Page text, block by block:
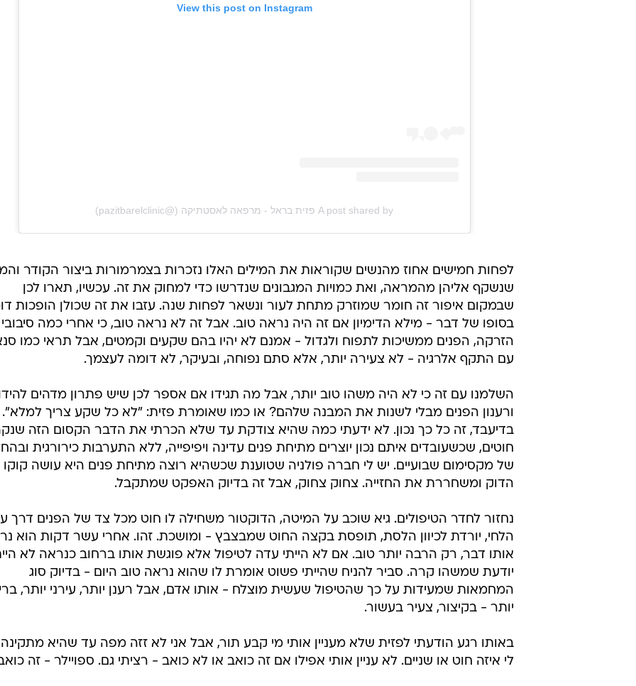
View this post on Instagram
A post shared by פזית בראל - מרפאה לאסטתיקה (@pazitbarelclinic)
לפחות חמישים אחוז מהנשים שקוראות את המילים האלו נזכרות בצמרמורות ביצור הקודר
שנשקף אליהן מהמראה, ואת כמויות המגבונים שנדרשו כדי למחוק את זה. עכשיו, תארו לכן
שבמקום איפור זה חומר שמוזרק מתחת לעור ונשאר לפחות שנה. עזבו את זה שכולן הופכות
בסופו של דבר - מילא הדימיון אם זה היה נראה טוב. אבל זה לא נראה טוב, כי אחרי כמה סיבובי
הזרקה, הפנים ממשיכות לתפוח ולגדול - אמנם לא יהיו בהם שקעים וקמטים, אבל תראי כמו
עם התקף אלרגיה - לא צעירה יותר, אלא סתם נפוחה, ובעיקר, לא דומה לעצמך.
השלמנו עם זה כי לא היה משהו טוב יותר, אבל מה תגידו אם אספר לכן שיש פתרון מדהים
ורענון הפנים מבלי לשנות את המבנה שלהם? או כמו שאומרת פזית: "לא כל שקע צריך למלא".
בדיעבד, זה כל כך נכון. לא ידעתי כמה שהיא צודקת עד שלא הכרתי את הדבר הקסום הזה
חוטים, שכשעובדים איתם נכון יוצרים מתיחת פנים עדינה ויפיפייה, ללא התערבות כירורגית
של מקסימום שבועיים. יש לי חברה פולניה שטוענת שכשהיא רוצה מתיחת פנים היא עושה קוקו
הדוק ומשחררת את החזייה. צחוק צחוק, אבל זה בדיוק האפקט שמתקבל.
נחזור לחדר הטיפולים. גיא שוכב על המיטה, הדוקטור משחילה לו חוט מכל צד של הפנים דרך
הלחי, יורדת לכיוון הלסת, תופסת בקצה החוט שמבצבץ - ומושכת. זהו. אחרי עשר דקות הוא
אותו דבר, רק הרבה יותר טוב. אם לא הייתי עדה לטיפול אלא פוגשת אותו ברחוב כנראה לא
יודעת שמשהו קרה. סביר להניח שהייתי פשוט אומרת לו שהוא נראה טוב היום - בדיוק סוג
המחמאות שמעידות על כך שהטיפול שעשית מוצלח - אותו אדם, אבל רענן יותר, עירני יותר,
יותר - בקיצור, צעיר בעשור.
באותו רגע הודעתי לפזית שלא מעניין אותי מי קבע תור, אבל אני לא זזה מפה עד שהיא
לי איזה חוט או שניים. לא עניין אותי אפילו אם זה כואב או לא כואב - רציתי גם. ספויילר - זה